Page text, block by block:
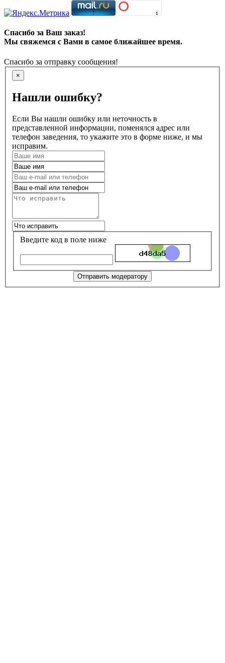
Спасибо за Ваш заказ!
Мы свяжемся с Вами в самое ближайшее время.
Спасибо за отправку сообщения!
×
Нашли ошибку?
Если Вы нашли ошибку или неточность в
представленной информации, поменялся адрес или
телефон заведения, то укажите это в форме ниже, и мы
исправим.
Введите код в поле ниже
Отправить модератору